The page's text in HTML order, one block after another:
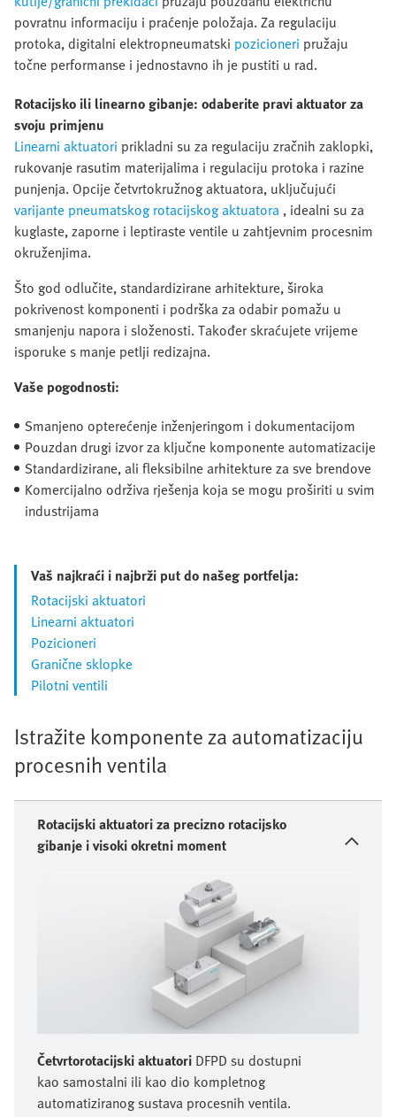
povratnu informaciju i praćenje položaja. Za regulaciju
protoka, digitalni elektropneumatski pozicioneri pružaju
točne performanse i jednostavno ih je pustiti u rad.
Rotacijsko ili linearno gibanje: odaberite pravi aktuator za
svoju primjenu
Linearni aktuatori prikladni su za regulaciju zračnih zaklopki,
rukovanje rasutim materijalima i regulaciju protoka i razine
punjenja. Opcije četvrtokružnog aktuatora, uključujući
varijante pneumatskog rotacijskog aktuatora , idealni su za
kuglaste, zaporne i leptiraste ventile u zahtjevnim procesnim
okruženjima.
Što god odlučite, standardizirane arhitekture, široka
pokrivenost komponenti i podrška za odabir pomažu u
smanjenju napora i složenosti. Također skraćujete vrijeme
isporuke s manje petlji redizajna.
Vaše pogodnosti:
Smanjeno opterećenje inženjeringom i dokumentacijom
Pouzdan drugi izvor za ključne komponente automatizacije
Standardizirane, ali fleksibilne arhitekture za sve brendove
Komercijalno održiva rješenja koja se mogu proširiti u svim
industrijama
Vaš najkraći i najbrži put do našeg portfelja:
Rotacijski aktuatori
Linearni aktuatori
Pozicioneri
Granične sklopke
Pilotni ventili
Istražite komponente za automatizaciju
procesnih ventila
Rotacijski aktuatori za precizno rotacijsko
gibanje i visoki okretni moment
Četvrtorotacijski aktuatori DFPD su dostupni
kao samostalni ili kao dio kompletnog
automatiziranog sustava procesnih ventila.